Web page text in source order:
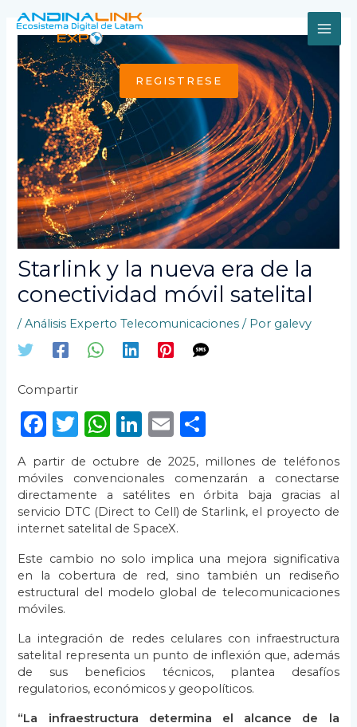
contenido
REGISTRESE
Starlink y la nueva era de la
conectividad móvil satelital
/Análisis Experto Telecomunicaciones / Por galevy
Compartir
F
a
c
e
b
o
o
k
T
it
te
r
W
h
a
ts
A
p
p
Li
n
k
e
dI
n
E
m
ai
l
o
m
p
ar
ti
r
A partir de octubre de 2025, millones de teléfonos
móviles convencionales comenzarán a conectarse
directamente a satélites en órbita baja gracias al
servicio DTC (Direct to Cell) de Starlink, el proyecto de
internet satelital de SpaceX.
Este cambio no solo implica una mejora significativa
en la cobertura de red, sino también un rediseño
estructural del modelo global de telecomunicaciones
móviles.
La integración de redes celulares con infraestructura
satelital representa un punto de inflexión que, además
de sus beneficios técnicos, plantea desafíos
regulatorios, económicos y geopolíticos.
“La infraestructura determina el alcance de la